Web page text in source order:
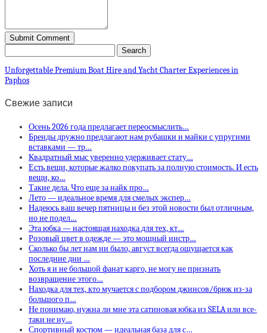
Unforgettable Premium Boat Hire and Yacht Charter Experiences in
Paphos
Свежие записи
Осень 2026 года предлагает переосмыслить…
Бренды дружно предлагают нам рубашки и майки с упругими
вставками — тр…
Квадратный мыс уверенно удерживает стату…
Есть вещи, которые жалко покупать за полную стоимость. И есть
вещи, ко…
Такие дела. Что еще за найк про…
Лето — идеальное время для смелых экспер…
Надеюсь ваш вечер пятницы и без этой новости был отличным,
но не подел…
Эта юбка — настоящая находка для тех, кт…
Розовый цвет в одежде — это мощный инстр…
Сколько бы лет нам ни было, август всегда ощущается как
последние дни …
Хоть я и не большой фанат карго, не могу не признать
возвращение этого…
Находка для тех, кто мучается с подбором джинсов/брюк из-за
большого п…
Не понимаю, нужна ли мне эта сатиновая юбка из SELA или все-
таки не ну…
Спортивный костюм — идеальная база для с…